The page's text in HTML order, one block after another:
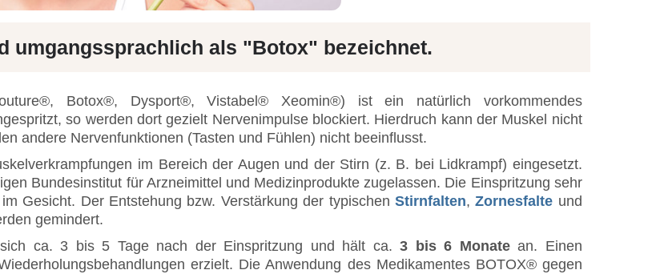
umgangssprachlich als "Botox" bezeichnet.
Botox®, Dysport®, Vistabel® Xeomin®) ist ein natürlich vorkommendes
so werden dort gezielt Nervenimpulse blockiert. Hierdruch kann der Muskel nicht
andere Nervenfunktionen (Tasten und Fühlen) nicht beeinflusst.
im Bereich der Augen und der Stirn (z. B. bei Lidkrampf) eingesetzt.
Bundesinstitut für Arzneimittel und Medizinprodukte zugelassen. Die Einspritzung sehr
Gesicht. Der Entstehung bzw. Verstärkung der typischen Stirnfalten,Zornesfalte und
gemindert.
ca. 3 bis 5 Tage nach der Einspritzung und hält ca.3 bis 6 Monatean. Einen
erzielt. Die Anwendung des Medikamentes BOTOX® gegen